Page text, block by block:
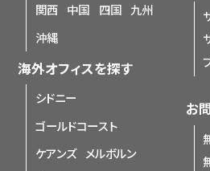
関西 中国 四国 九州
沖縄
海外オフィスを探す
シドニー
ゴールドコースト
ケアンズ
メルボルン
お